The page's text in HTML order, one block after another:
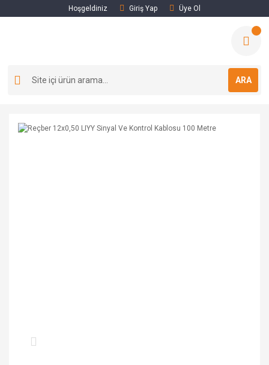
Hoşgeldiniz Giriş Yap Üye Ol
ARA